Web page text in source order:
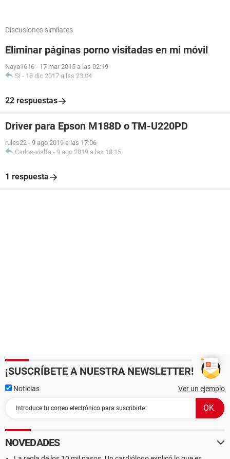
Discusiones similares
Eliminar páginas porno visitadas en mi móvil
Naya1616 - 17 mar 2015 a las 02:19
Si - 18 dic 2017 a las 23:04
22 respuestas
Driver para Epson M188D o TM-U220PD
rules22 - 9 ago 2019 a las 17:06
Carlos-vialfa - 9 ago 2019 a las 18:15
1 respuesta
¡SUSCRÍBETE A NUESTRA NEWSLETTER!
Noticias Ver un ejemplo
NOVEDADES